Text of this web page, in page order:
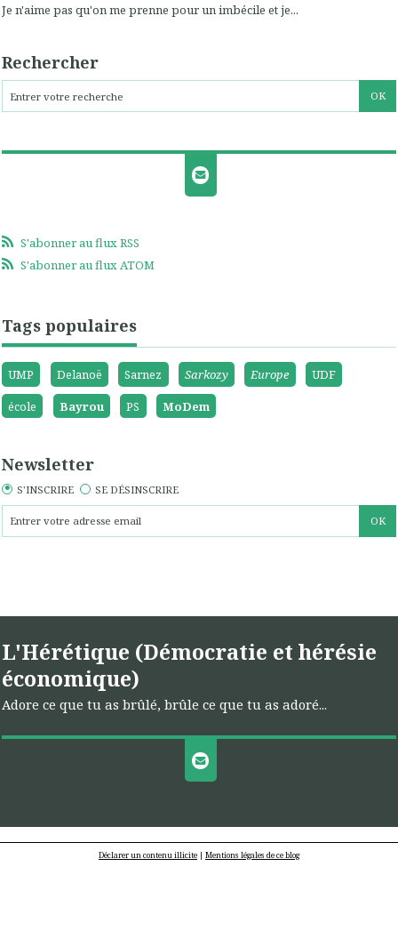
Je n'aime pas qu'on me prenne pour un imbécile et je...
Rechercher
S'abonner au flux RSS
S'abonner au flux ATOM
Tags populaires
UMP Delanoë Sarnez Sarkozy Europe
UDF
école
Bayrou PS MoDem
Newsletter
S'INSCRIRE SE DÉSINSCRIRE
L'Hérétique (Démocratie et hérésie
économique)
Adore ce que tu as brûlé, brûle ce que tu as adoré...
Déclarer un contenu illicite | Mentions légales de ce blog